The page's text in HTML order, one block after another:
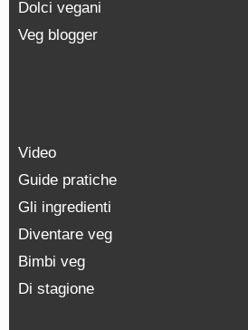
Dolci vegani
Veg blogger
Video
Guide pratiche
Gli ingredienti
Diventare veg
Bimbi veg
Di stagione